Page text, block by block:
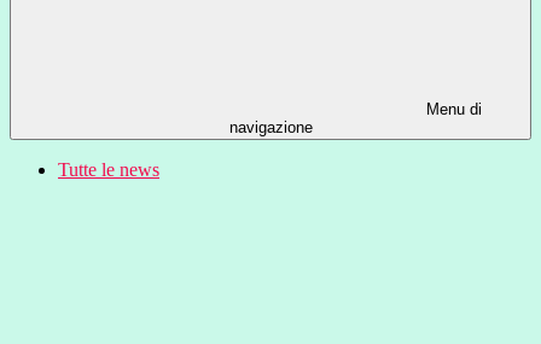
Menu di
navigazione
Tutte le news